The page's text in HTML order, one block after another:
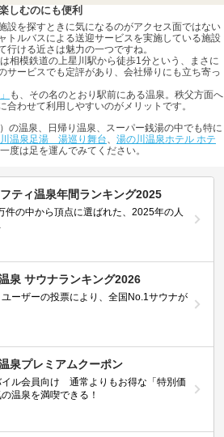
しむのにも便利
設を探すときに気になるのがアクセス面ではない
トルバスによる送迎サービスを実施している施設
行ける近さは魅力の一つですね。
は相模鉄道の上星川駅から徒歩1分という、まさに
サービスでも定評があり、会社帰りにも立ち寄っ
も、その名のとおり駅前にある温泉。秩父方面へ
わせて利用しやすいのがメリットです。
の温泉、日帰り温泉、スーパー銭湯の中でも特に
温泉足湯 湯巡り舞台
湯の川温泉ホテル ホテ
度は足を運んでみてください。
ティ温泉年間ランキング2025
件の中から頂点に選ばれた、2025年の人
泉 サウナランキング2026
ーザーの投票により、全国No.1サウナが
泉プレミアムクーポン
イル会員向け 通常よりもお得な「特別価
温泉を満喫できる！